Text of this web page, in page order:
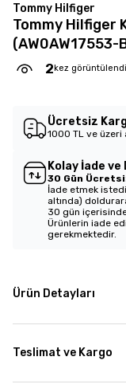
Tommy Hilfiger
Tommy Hilfiger
(AW0AW17553-
2 kez görüntülendi
Ücretsiz
1000 TL ve üzeri
Kolay İade ve
30 Gün
İade etmek
altında)
30 gün
Ürünlerin iade
gerekmektedir.
Ürün Detayları
Teslimat ve Kargo